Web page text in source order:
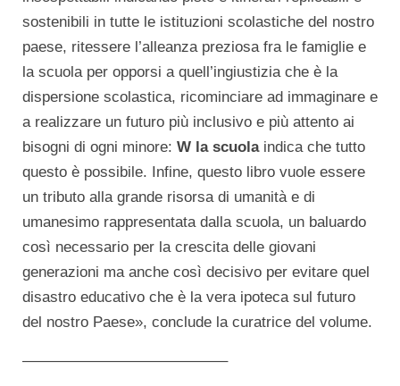
sostenibili in tutte le istituzioni scolastiche del nostro
paese, ritessere l’alleanza preziosa fra le famiglie e
la scuola per opporsi a quell’ingiustizia che è la
dispersione scolastica, ricominciare ad immaginare e
a realizzare un futuro più inclusivo e più attento ai
bisogni di ogni minore: W la scuolaindica che tutto
questo è possibile. Infine, questo libro vuole essere
un tributo alla grande risorsa di umanità e di
umanesimo rappresentata dalla scuola, un baluardo
così necessario per la crescita delle giovani
generazioni ma anche così decisivo per evitare quel
disastro educativo che è la vera ipoteca sul futuro
del nostro Paese», conclude la curatrice del volume.
—————————————–